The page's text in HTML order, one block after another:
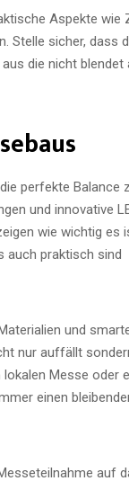
Aspekte
Stelle sicher, dass
die nicht
perfekte
und innovative
wie wichtig es
auch praktisch sind
und
nur auffällt
lokalen Messe
einen
auf